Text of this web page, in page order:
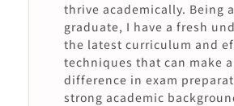
thrive academically. Being
graduate, I have a fresh
the latest curriculum and
techniques that can make
difference in exam
strong academic